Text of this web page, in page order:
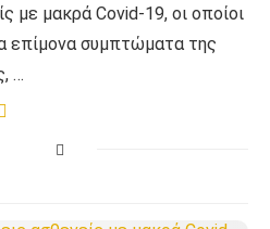
με μακρά Covid-19, οι οποίοι
επίμονα συμπτώματα της
…